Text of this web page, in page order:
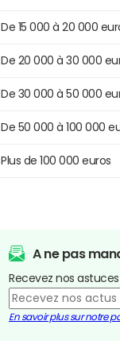
De 15 000 à 20 000
De 20 000 à 30 000
De 30 000 à 50 000
De 50 000 à 100 000
Plus de 100 000 euros
A ne pas
Recevez nos
En savoir plus sur notre